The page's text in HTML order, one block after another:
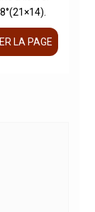
LA PAGE